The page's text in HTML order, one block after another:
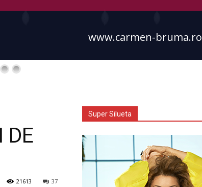
www.carmen-bruma.ro
DE
37
21613
Super Silueta